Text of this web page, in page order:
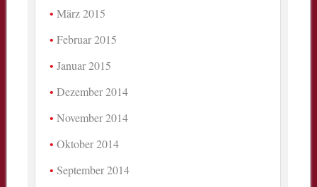
März 2015
Februar 2015
Januar 2015
Dezember 2014
November 2014
Oktober 2014
September 2014